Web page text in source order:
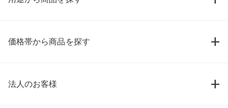
価格帯から商品を探す
法人のお客様